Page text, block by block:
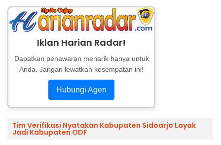
Iklan Harian Radar!
Dapatkan penawaran menarik hanya untuk
Anda. Jangan lewatkan kesempatan ini!
Hubungi Agen
Tim Verifikasi Nyatakan Kabupaten Sidoarjo Layak
Jadi Kabupaten ODF